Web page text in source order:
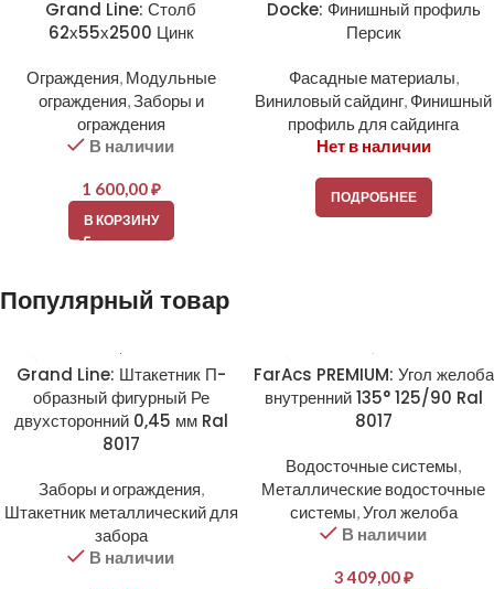
Grand Line: Столб
62х55х2500 Цинк
Ограждения, Модульные
ограждения,Заборы и
ограждения
В наличии
1 600,00₽
В КОРЗИНУ
Docke: Финишный профиль
Персик
Фасадные материалы,
Виниловый сайдинг, Финишный
профиль для сайдинга
Нет в наличии
ПОДРОБНЕЕ
Популярный товар
Grand Line: Штакетник П-
образный фигурный Ре
двухсторонний 0,45 мм Ral
8017
Заборы и ограждения,
Штакетник металлический для
забора
В наличии
FarAcs PREMIUM: Угол желоба
внутренний 135° 125/90 Ral
8017
Водосточные системы,
Металлические водосточные
системы,Угол желоба
В наличии
3 409,00₽